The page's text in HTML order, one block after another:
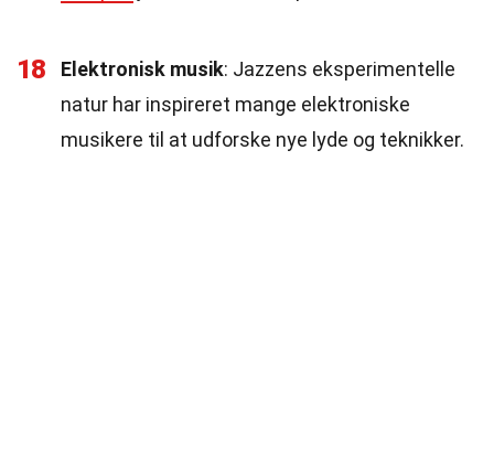
18 Elektronisk musik: Jazzens eksperimentelle
natur har inspireret mange elektroniske
musikere til at udforske nye lyde og teknikker.